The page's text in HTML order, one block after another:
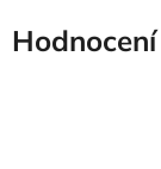
Hodnocení